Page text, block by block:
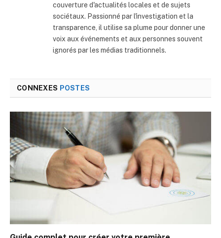
couverture d'actualités locales et de sujets
sociétaux. Passionné par l'investigation et la
transparence, il utilise sa plume pour donner une
voix aux événements et aux personnes souvent
ignorés par les médias traditionnels.
CONNEXES POSTES